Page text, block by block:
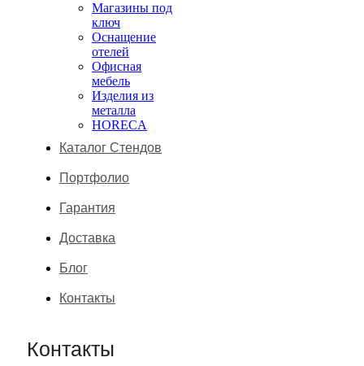
Магазины под
ключ
Оснащение
отелей
Офисная
мебель
Изделия из
металла
HORECA
Каталог Стендов
Портфолио
Гарантия
Доставка
Блог
Контакты
Контакты